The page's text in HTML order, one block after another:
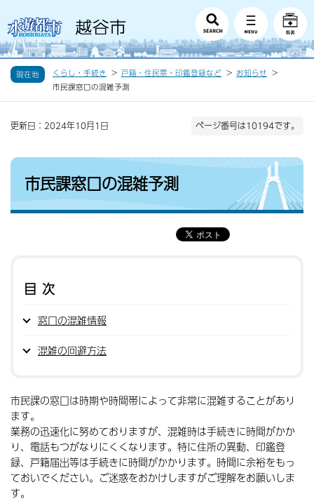
現在地 くらし・手続き 戸籍・住民票・印鑑登録など
お知らせ
市民課窓口の混雑予測
更新日：2024年10月1日 ページ番号は10194です。
市民課窓口の混雑予測
目次
窓口の混雑情報
混雑の回避方法
市民課の窓口は時期や時間帯によって非常に混雑することがあり
ます。
業務の迅速化に努めておりますが、混雑時は手続きに時間がかか
り、電話もつがなりにくくなります。特に住所の異動、印鑑登
録、戸籍届出等は手続きに時間がかかります。時間に余裕をもっ
ておいでください。ご迷惑をおかけしますがご理解をお願いしま
す。